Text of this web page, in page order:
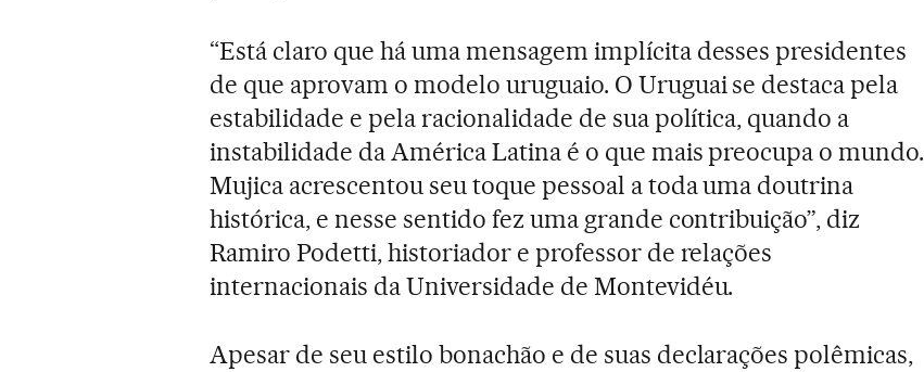
“Está claro que há uma mensagem implícita desses presidentes
de que aprovam o modelo uruguaio. O Uruguai se destaca pela
estabilidade e pela racionalidade de sua política, quando a
instabilidade da América Latina é o que mais preocupa o mundo.
Mujica acrescentou seu toque pessoal a toda uma doutrina
histórica, e nesse sentido fez uma grande contribuição”, diz
Ramiro Podetti, historiador e professor de relações
internacionais da Universidade de Montevidéu.
Apesar de seu estilo bonachão e de suas declarações polêmicas,